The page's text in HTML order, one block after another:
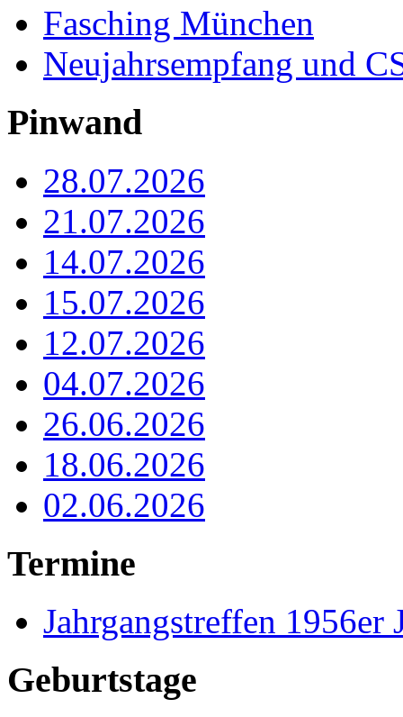
Fasching München
Neujahrsempfang und
Pinwand
28.07.2026
21.07.2026
14.07.2026
15.07.2026
12.07.2026
04.07.2026
26.06.2026
18.06.2026
02.06.2026
Termine
Jahrgangstreffen 1956er
Geburtstage